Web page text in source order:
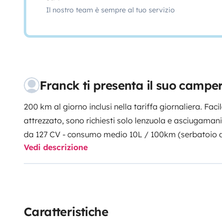
Il nostro team è sempre al tuo servizio
Franck ti presenta il suo
200 km al giorno inclusi nella tariffa giornaliera.
attrezzato, sono richiesti solo lenzuola e
da 127 CV - consumo medio 10L / 100km (serbatoio
registrazione a 4 posti (inclusi 2 sedili posteriori
sicurezza a 3 punti) 4 posti letto (letto fisso 130 x 190
220 V 2500 W che consente a tutti i tipi di dispositivi
Vedi descrizione
Caratteristiche